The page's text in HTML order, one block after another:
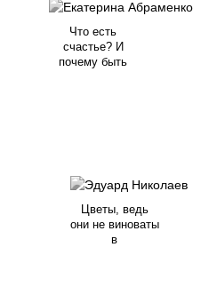
Что есть
счастье? И
почему быть
Цветы, ведь
они не виноваты
в